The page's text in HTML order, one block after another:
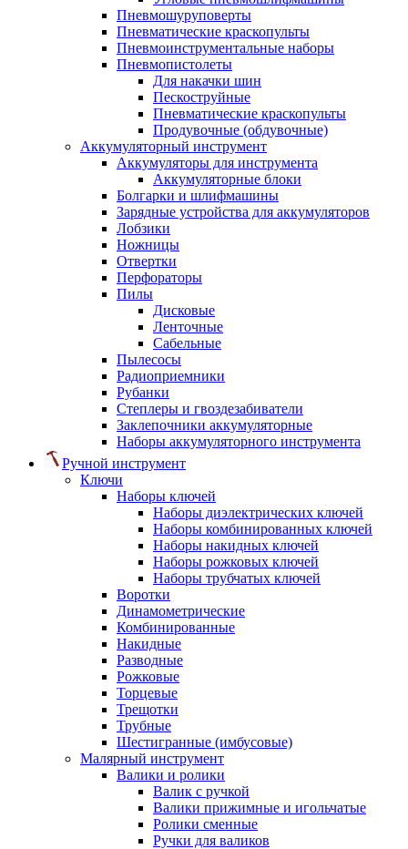
Пневмошуруповерты
Пневматические краскопульты
Пневмоинструментальные наборы
Пневмопистолеты
Для накачки шин
Пескоструйные
Пневматические краскопульты
Продувочные (обдувочные)
Аккумуляторный инструмент
Аккумуляторы для инструмента
Аккумуляторные блоки
Болгарки и шлифмашины
Зарядные устройства для аккумуляторов
Лобзики
Ножницы
Отвертки
Перфораторы
Пилы
Дисковые
Ленточные
Сабельные
Пылесосы
Радиоприемники
Рубанки
Степлеры и гвоздезабиватели
Заклепочники аккумуляторные
Наборы аккумуляторного инструмента
Ручной инструмент
Ключи
Наборы ключей
Наборы диэлектрических ключей
Наборы комбинированных ключей
Наборы накидных ключей
Наборы рожковых ключей
Наборы трубчатых ключей
Воротки
Динамометрические
Комбинированные
Накидные
Разводные
Рожковые
Торцевые
Трещотки
Трубные
Шестигранные (имбусовые)
Малярный инструмент
Валики и ролики
Валик с ручкой
Валики прижимные и игольчатые
Ролики сменные
Ручки для валиков